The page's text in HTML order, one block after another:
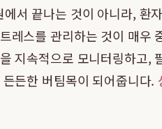
서 끝나는 것이 아니라,
레스를 관리하는 것이 매
지속적으로 모니터링하고
든한 버팀목이 되어줍니다.